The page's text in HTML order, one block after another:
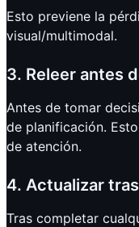
Esto previene la
visual/multimodal.
3. Releer antes
Antes de tomar
de planificación.
de atención.
4. Actualizar
Tras completar